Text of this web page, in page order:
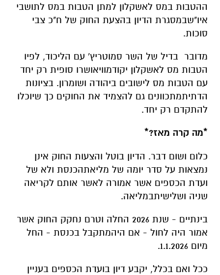
ההטבות במס לאשקלון למתן הטבות במס לתושבי
איו"שבמסגרת הדיון בהצעת החוק של ח"כ צבי
סוכות.
מדובר בדיל של השר סמוטריץ' עם הליכוד, לפיו
הטבות מס לאשקלון יקודמוויאושרו סופית רק יחד
עם הטבות מס לישובים ביהודה ושומרון. בציונות
הדתיתמתכוונים גם להצמיד את החוקים כך שיוכלו
להתקדם רק יחד.
*מה קרה מאז?*
כלום ושום דבר. הדיון בוטל והצעות החוק אינן
נמצאות על סדר יומה של מליאתהכנסת ולא של
ועדת הכספים אשר אמורה לאשר אותם לקריאה
שניה ושלישיתבמליאה.
בינתיים - שנת החלה וטרם נחקק החוק אשר
אמור היה לחול - אם היהמתקבל בכנסת - החל
מיום
ככל ואם בכלל, יקבע דיון בועדת הכספים בעניין